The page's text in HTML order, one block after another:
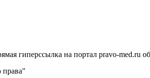
гиперссылка на портал pravo-med.ru